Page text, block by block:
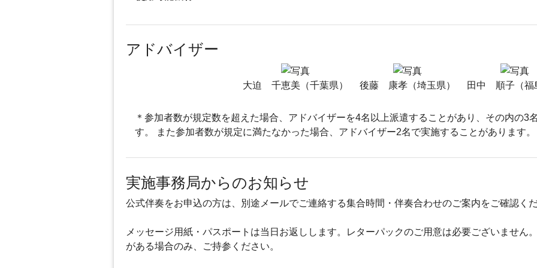
アドバイザー
大迫 千恵美（千葉県） 後藤 康孝（埼玉県） 田中 順子（福
＊参加者数が規定数を超えた場合、アドバイザーを4名以上派遣することがあり、その内の3
す。 また参加者数が規定に満たなかった場合、アドバイザー2名で実施することがあります。
実施事務局からのお知らせ
公式伴奏をお申込の方は、別途メールでご連絡する集合時間・伴奏合わせのご案内をご確認く
メッセージ用紙・パスポートは当日お返しします。レターパックのご用意は必要ございません
がある場合のみ、ご持参ください。